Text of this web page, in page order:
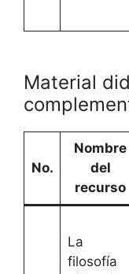
Material
No.
Nombre
del
recurso
La
filosofía